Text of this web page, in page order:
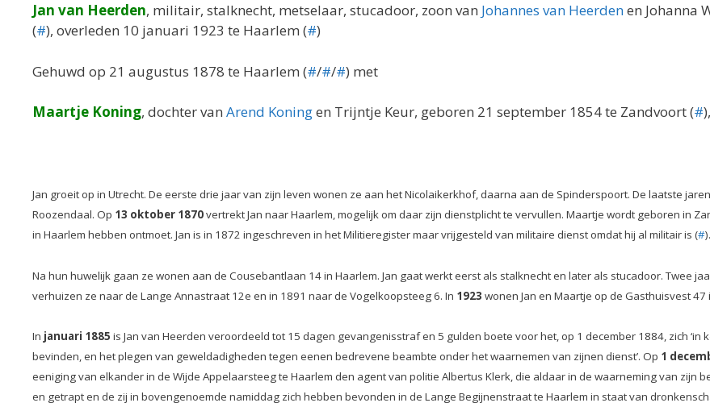
Jan van Heerden, militair, stalknecht, metselaar, stucadoor, zoon van Johannes van Heerdenen Johanna
(#), overleden 10 januari 1923 te Haarlem (#)
Gehuwd op 21 augustus 1878 te Haarlem (#/#/#) met
Maartje Koning, dochter van Arend Koningen Trijntje Keur, geboren 21 september 1854 te Zandvoort (#
Jan groeit op in Utrecht. De eerste drie jaar van zijn leven wonen ze aan het Nicolaikerkhof, daarna aan de Spinderspoort. De laatste
Roozendaal. Op 13 oktober 1870vertrekt Jan naar Haarlem, mogelijk om daar zijn dienstplicht te vervullen. Maartje wordt geboren in
in Haarlem hebben ontmoet. Jan is in 1872 ingeschreven in het Militieregister maar vrijgesteld van militaire dienst omdat hij al militair is (#).
Na hun huwelijk gaan ze wonen aan de Cousebantlaan 14 in Haarlem. Jan gaat werkt eerst als stalknecht en later als stucadoor. Twee
verhuizen ze naar de Lange Annastraat 12e en in 1891 naar de Vogelkoopsteeg 6. In 1923 wonen Jan en Maartje op de Gasthuisvest
In januari 1885 is Jan van Heerden veroordeeld tot 15 dagen gevangenisstraf en 5 gulden boete voor het, op 1 december 1884, zich
bevinden, en het plegen van geweldadigheden tegen eenen bedrevene beambte onder het waarnemen van zijnen dienst’. Op 1
eeniging van elkander in de Wijde Appelaarsteeg te Haarlem den agent van politie Albertus Klerk, die aldaar in de waarneming van
en getrapt en de zij in bovengenoemde namiddag zich hebben bevonden in de Lange Begijnenstraat te Haarlem in staat van